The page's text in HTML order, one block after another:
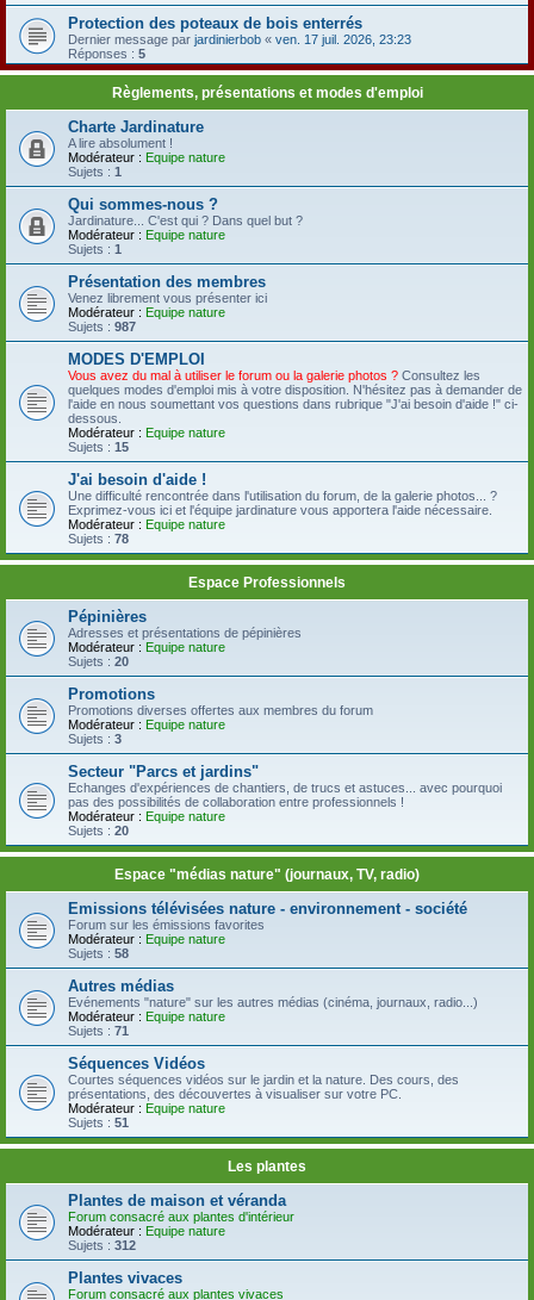
Protection des poteaux de bois enterrés
Dernier message par jardinierbob « ven. 17 juil. 2026, 23:23
Réponses : 5
Règlements, présentations et modes d'emploi
Charte Jardinature
A lire absolument !
Modérateur : Equipe nature
Sujets : 1
Qui sommes-nous ?
Jardinature... C'est qui ? Dans quel but ?
Modérateur : Equipe nature
Sujets : 1
Présentation des membres
Venez librement vous présenter ici
Modérateur : Equipe nature
Sujets : 987
MODES D'EMPLOI
Vous avez du mal à utiliser le forum ou la galerie photos ? Consultez les
quelques modes d'emploi mis à votre disposition. N'hésitez pas à demander de
l'aide en nous soumettant vos questions dans rubrique "J'ai besoin d'aide !" ci-
dessous.
Modérateur : Equipe nature
Sujets : 15
J'ai besoin d'aide !
Une difficulté rencontrée dans l'utilisation du forum, de la galerie photos... ?
Exprimez-vous ici et l'équipe jardinature vous apportera l'aide nécessaire.
Modérateur : Equipe nature
Sujets : 78
Espace Professionnels
Pépinières
Adresses et présentations de pépinières
Modérateur : Equipe nature
Sujets : 20
Promotions
Promotions diverses offertes aux membres du forum
Modérateur : Equipe nature
Sujets : 3
Secteur "Parcs et jardins"
Echanges d'expériences de chantiers, de trucs et astuces... avec pourquoi
pas des possibilités de collaboration entre professionnels !
Modérateur : Equipe nature
Sujets : 20
Espace "médias nature" (journaux, TV, radio)
Emissions télévisées nature - environnement - société
Forum sur les émissions favorites
Modérateur : Equipe nature
Sujets : 58
Autres médias
Evénements "nature" sur les autres médias (cinéma, journaux, radio...)
Modérateur : Equipe nature
Sujets : 71
Séquences Vidéos
Courtes séquences vidéos sur le jardin et la nature. Des cours, des
présentations, des découvertes à visualiser sur votre PC.
Modérateur : Equipe nature
Sujets : 51
Les plantes
Plantes de maison et véranda
Forum consacré aux plantes d'intérieur
Modérateur : Equipe nature
Sujets : 312
Plantes vivaces
Forum consacré aux plantes vivaces